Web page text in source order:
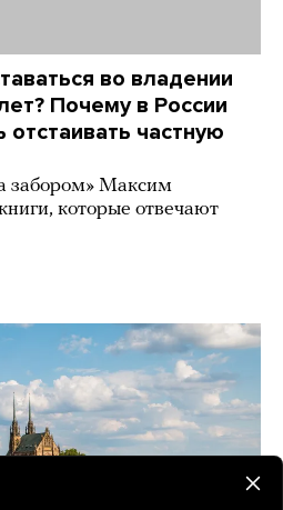
во владении
Почему в России
отстаивать частную
забором» Максим
которые отвечают